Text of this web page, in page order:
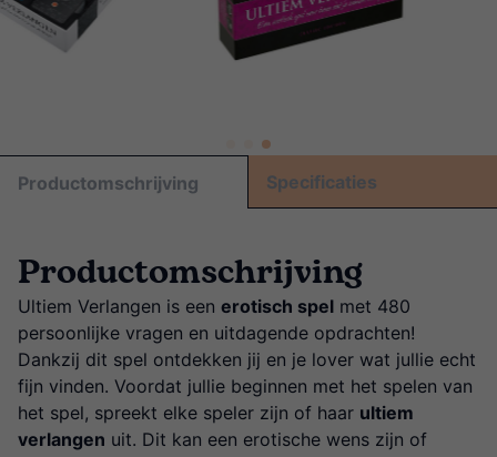
Productomschrijving Specificaties
Productomschrijving
Ultiem Verlangen is een erotisch spel met 480
persoonlijke vragen en uitdagende opdrachten!
Dankzij dit spel ontdekken jij en je lover wat jullie echt
fijn vinden. Voordat jullie beginnen met het spelen van
het spel, spreekt elke speler zijn of haar ultiem
verlangen uit. Dit kan een erotische wens zijn of